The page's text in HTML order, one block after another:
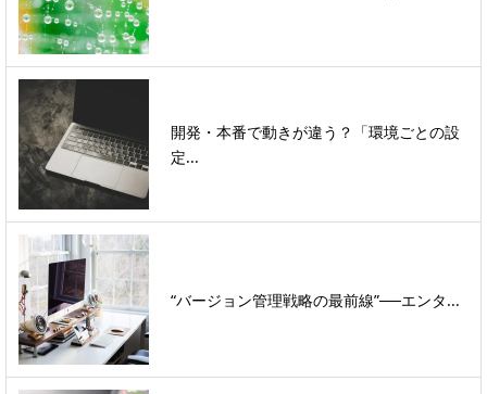
開発・本番で動きが違う？「環境ごとの設
定...
“バージョン管理戦略の最前線”──エンタ...